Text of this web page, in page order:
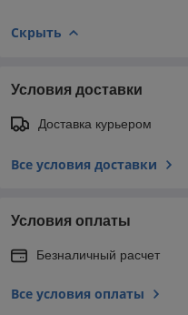
Скрыть
Условия доставки
Доставка курьером
Все условия доставки
Условия оплаты
Безналичный расчет
Все условия оплаты